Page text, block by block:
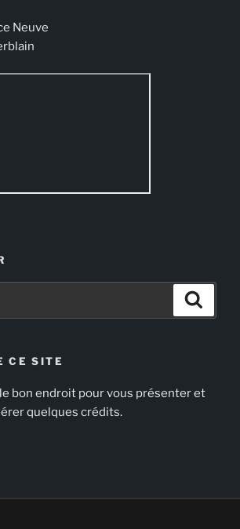
Neuve
CE SITE
bon endroit pour vous présenter et
quelques crédits.